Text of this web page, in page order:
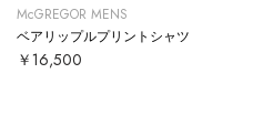
McGREGOR MENS
ベアリップルプリントシャツ
￥16,500